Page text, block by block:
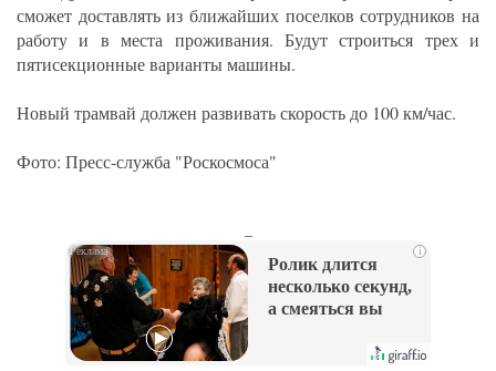
сможет доставлять из ближайших поселков сотрудников на
работу и в места проживания. Будут строиться трех и
пятисекционные варианты машины.
Новый трамвай должен развивать скорость до 100 км/час.
Фото: Пресс-служба "Роскосмоса"
i
Ролик длится
несколько секунд,
а смеяться вы